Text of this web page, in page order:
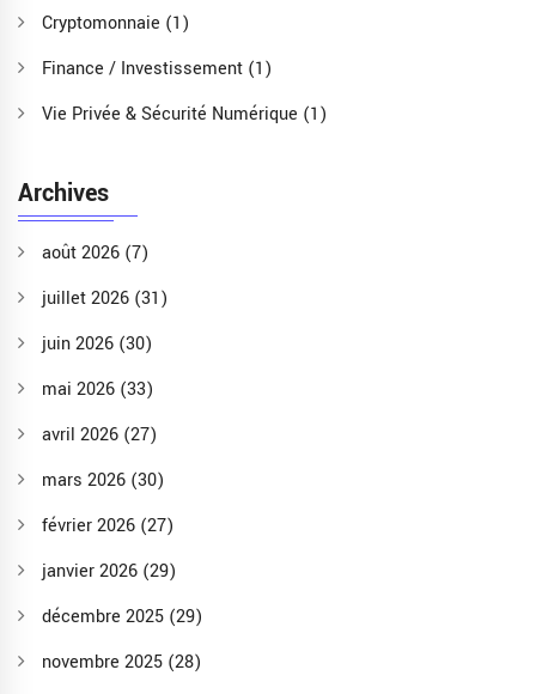
Cryptomonnaie (1)
Finance / Investissement (1)
Vie Privée & Sécurité Numérique (1)
Archives
août 2026 (7)
juillet 2026 (31)
juin 2026 (30)
mai 2026 (33)
avril 2026 (27)
mars 2026 (30)
février 2026 (27)
janvier 2026 (29)
décembre 2025 (29)
novembre 2025 (28)